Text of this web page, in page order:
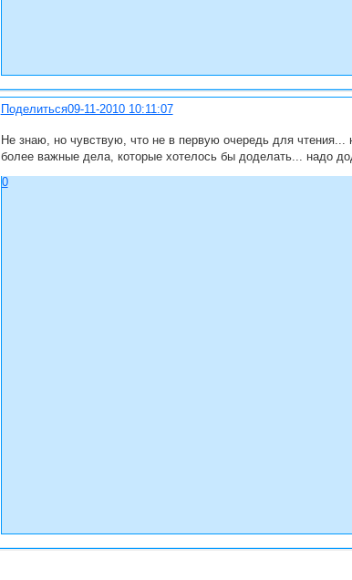
Поделиться09-11-2010 10:11:07
Не знаю, но чувствую, что не в первую очередь для
более важные дела, которые хотелось бы доделать... надо
0